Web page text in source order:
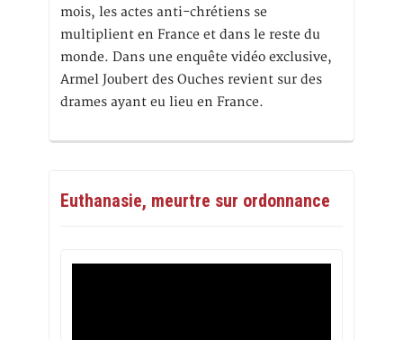
mois, les actes anti-chrétiens se
multiplient en France et dans le reste du
monde. Dans une enquête vidéo exclusive,
Armel Joubert des Ouches revient sur des
drames ayant eu lieu en France.
Euthanasie, meurtre sur ordonnance